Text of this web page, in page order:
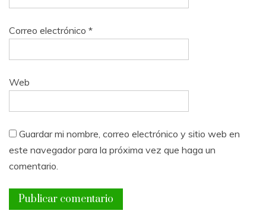
Correo electrónico *
Web
Guardar mi nombre, correo electrónico y sitio web en
este navegador para la próxima vez que haga un
comentario.